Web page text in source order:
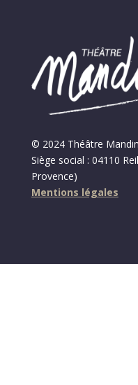
© 2024 Théâtre
Siège social : 04110
Provence)
Mentions légales